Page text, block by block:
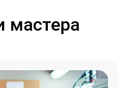
мастера